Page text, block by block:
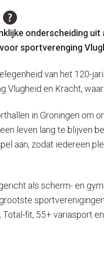
onderscheiding
sportverenging
van het 120-
Vlugheid en Kracht,
in Groningen om
leven lang te blijven
aan, zodat iedereen
als scherm- en
fit, 55+ variasport en